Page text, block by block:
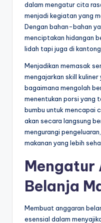
dalam mengatur cita
menjadi kegiatan yang
Dengan bahan-bahan
menciptakan hidangan
lidah tapi juga di kantong.
Menjadikan memasak
mengajarkan skill
bagaimana mengolah
menentukan porsi yang
bumbu untuk mencapai
akan secara langsung
mengurangi
makanan yang lebih
Mengatur
Belanja
Membuat anggaran
esensial dalam